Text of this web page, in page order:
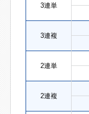
3連単
3連複
2連単
2連複